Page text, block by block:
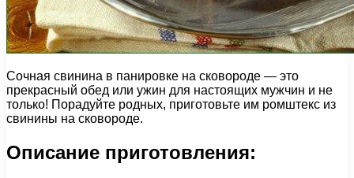
Сочная свинина в панировке на сковороде — это
прекрасный обед или ужин для настоящих мужчин и не
только! Порадуйте родных, приготовьте им ромштекс из
свинины на сковороде.
Описание приготовления: